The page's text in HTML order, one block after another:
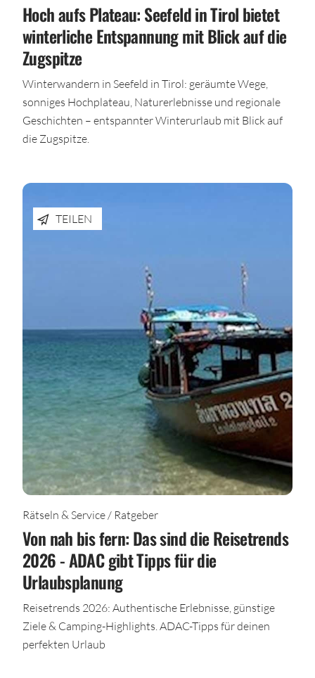
Hoch aufs Plateau: Seefeld in Tirol bietet
winterliche Entspannung mit Blick auf die
Zugspitze
Winterwandern in Seefeld in Tirol: geräumte Wege,
sonniges Hochplateau, Naturerlebnisse und regionale
Geschichten – entspannter Winterurlaub mit Blick auf
die Zugspitze.
TEILEN
Rätseln & Service / Ratgeber
Von nah bis fern: Das sind die Reisetrends
2026 - ADAC gibt Tipps für die
Urlaubsplanung
Reisetrends 2026: Authentische Erlebnisse, günstige
Ziele & Camping-Highlights. ADAC-Tipps für deinen
perfekten Urlaub